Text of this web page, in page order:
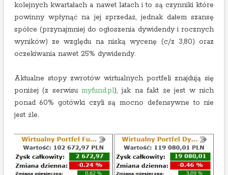
kolejnych kwartałach a nawet latach i to są czynniki które
powinny wpłynąć na jej sprzedaż, jednak dałem szansę
spółce (przynajmniej do ogłoszenia dywidendy i rocznych
wyników) ze względu na niską wycenę (c/z 3,80) oraz
oczekiwania nawet 25% dywidendy.
Aktualne stopy zwrotów wirtualnych portfeli znajdują się
poniżej (z serwisumyfund.pl), jak na fakt że jest w nich
ponad 60% gotówki czyli są mocno defensywne to nie
jest źle.